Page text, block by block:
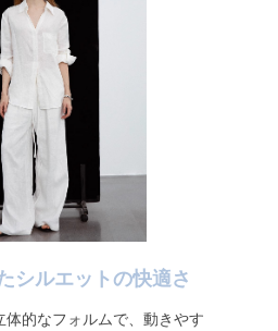
シルエットの快適さ
体的なフォルムで、動きやす